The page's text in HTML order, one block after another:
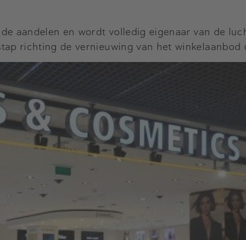
aandelen en wordt volledig eigenaar van de
richting de vernieuwing van het winkelaanbod